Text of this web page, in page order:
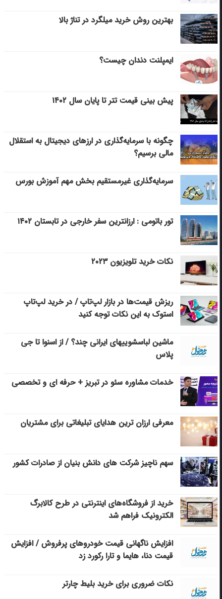
بهترین روش خرید میلگرد در تناژ بالا
ایمپلنت دندان چیست؟
پیش بینی قیمت تتر تا پایان سال ۱۴۰۲
چگونه با سرمایه‌گذاری در ارزهای دیجیتال به استقلال
مالی برسیم؟
سرمایه‌گذاری غیرمستقیم بخش مهم آموزش بورس
تور باتومی : ارزانترین سفر خارجی در تابستان ۱۴۰۲
نکات خرید تلویزیون ۲۰۲۳
ریزش قیمت‌ها در بازار لپ‌تاپ / در خرید لپ‌تاپ
استوک به این نکات توجه کنید
ماشین لباسشویی‎های ایرانی چند؟ / از اسنوا تا جی
پلاس
خدمات مشاوره سئو در تبریز + حرفه ای و تخصصی
معرفی ارزان ترین هدایای تبلیغاتی برای مشتریان
سهم ناچیز شرکت های دانش بنیان از صادرات کشور
خرید از فروشگاه‌های اینترنتی در طرح کالابرگ
الکترونیک فراهم شد
افزایش ناگهانی قیمت خودروهای پرفروش / افزایش
قیمت دنا، هایما و تارا رکورد زد
نکات ضروری برای خرید بلیط چارتر